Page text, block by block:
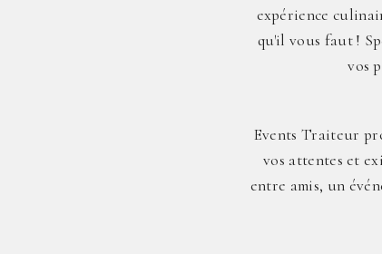
expérience
qu'il vous faut !
vos
Events Traiteur
vos attentes et
entre amis, un